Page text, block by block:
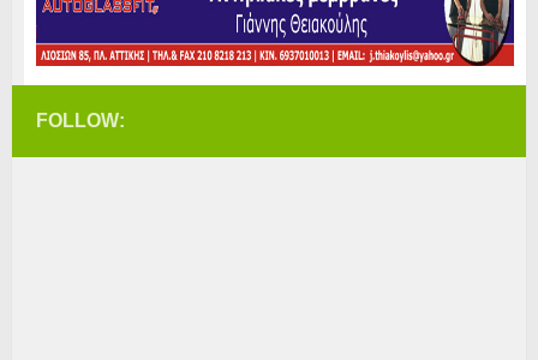
FOLLOW: